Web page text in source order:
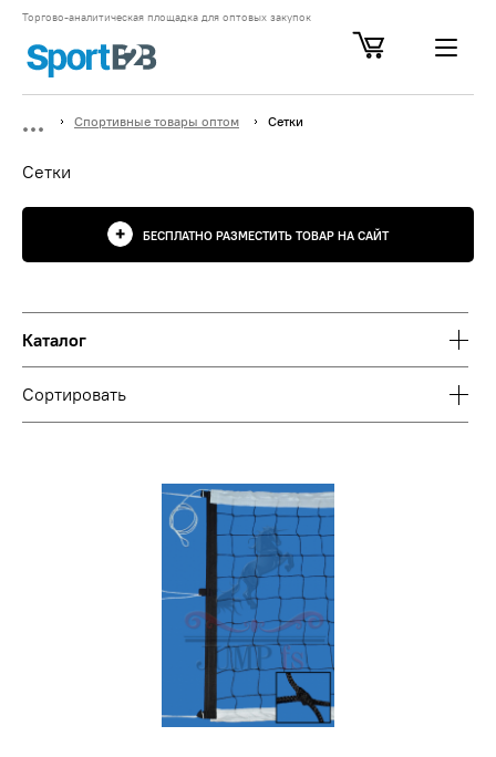
Торгово-аналитическая площадка для оптовых закупок
Спортивные товары оптом Сетки
Сетки
БЕСПЛАТНО РАЗМЕСТИТЬ ТОВАР НА САЙТ
Каталог
Сортировать